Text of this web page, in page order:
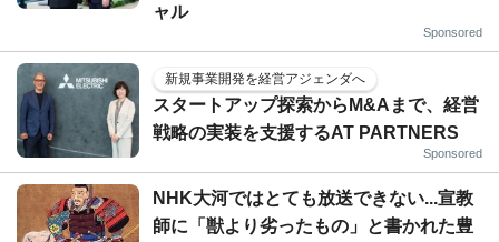
ャル
Sponsored
新規事業開発を経営アジェンダへ
スタートアップ探索からM&Aまで、経営
戦略の実装を支援するAT PARTNERS
Sponsored
NHK大河ではとても放送できない...宣教
師に「獣より劣ったもの」と書かれた豊